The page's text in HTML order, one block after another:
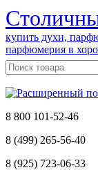
купить духи,
парфюмерия в
8 800 101-52-46
8 (499) 265-56-40
8 (925) 723-06-33